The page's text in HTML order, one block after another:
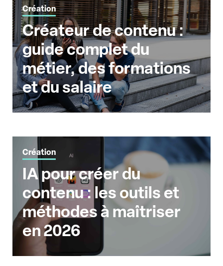
Création
Créateur de contenu :
guide complet du
métier, des formations
et du salaire
Création
IA pour créer du
contenu : les outils et
méthodes à maîtriser
en 2026